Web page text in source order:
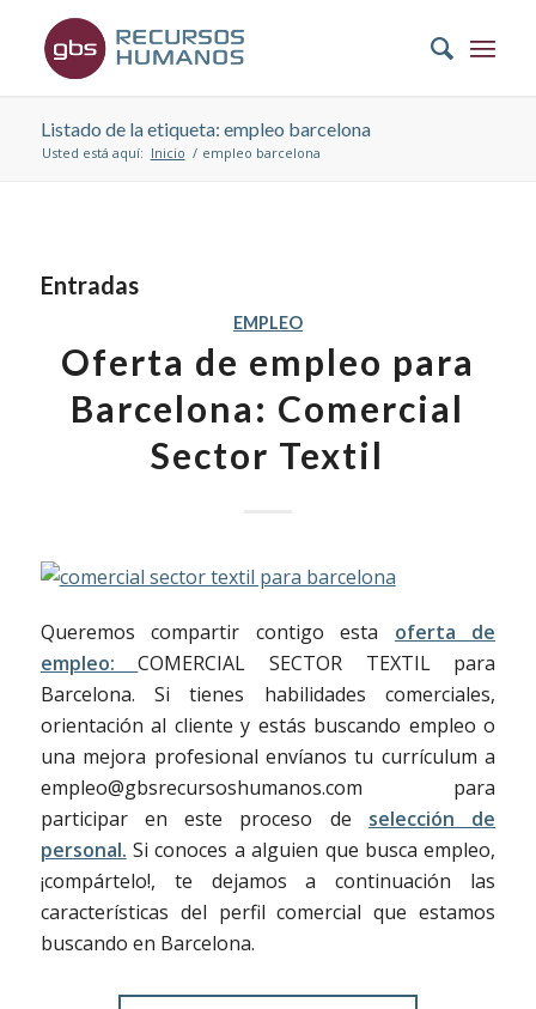
Listado de la etiqueta: empleo barcelona
Usted está aquí: Inicio / empleo barcelona
Entradas
EMPLEO
Oferta de empleo para
Barcelona: Comercial
Sector Textil
Queremos compartir contigo esta oferta de
empleo:COMERCIAL SECTOR TEXTIL para
Barcelona. Si tienes habilidades comerciales,
orientación al cliente y estás buscando empleo o
una mejora profesional envíanos tu currículum a
empleo@gbsrecursoshumanos.com para
participar en este proceso de selección de
personal. Si conoces a alguien que busca empleo,
¡compártelo!, te dejamos a continuación las
características del perfil comercial que estamos
buscando en Barcelona.